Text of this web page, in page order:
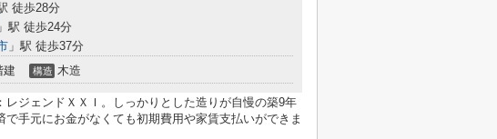
徒歩28分
」駅 徒歩24分
」駅 徒歩37分
建 構造 木造
レジェンドＸＸＩ。しっかりとした造りが自慢の築9年
で手元にお金がなくても初期費用や家賃支払いができま